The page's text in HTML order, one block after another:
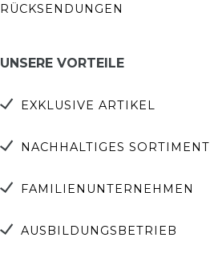
RÜCKSENDUNGEN
UNSERE VORTEILE
EXKLUSIVE ARTIKEL
NACHHALTIGES SORTIMENT
FAMILIENUNTERNEHMEN
AUSBILDUNGSBETRIEB